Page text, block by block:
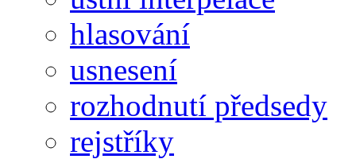
hlasování
usnesení
rozhodnutí předsedy
rejstříky